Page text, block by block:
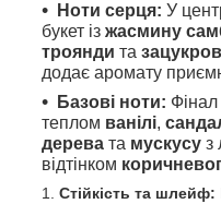
Ноти серця: У
букет із жасмину
троянди та
додає аромату
Базові ноти: Фінал
теплом ванілі,
дерева та мускусу з
відтінком
Стійкість та шлейф: